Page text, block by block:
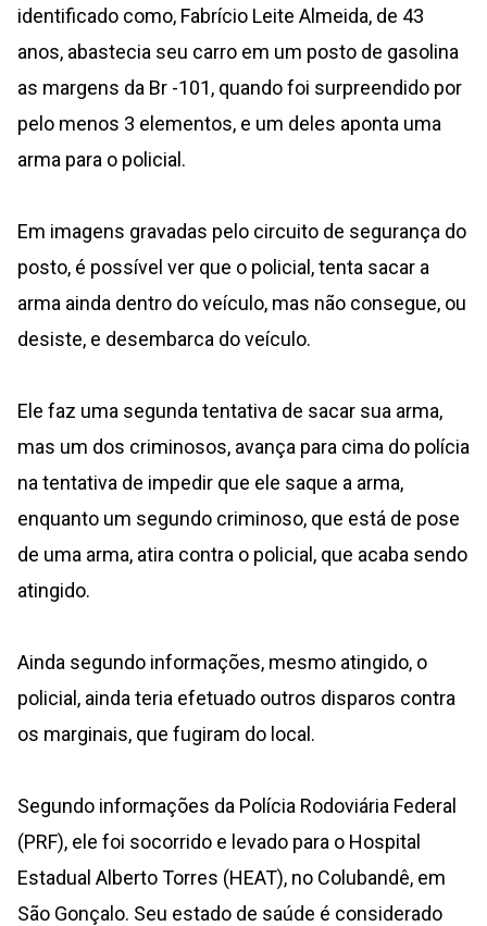
identificado como, Fabrício Leite Almeida, de 43
anos, abastecia seu carro em um posto de gasolina
as margens da Br -101, quando foi surpreendido por
pelo menos 3 elementos, e um deles aponta uma
arma para o policial.
Em imagens gravadas pelo circuito de segurança do
posto, é possível ver que o policial, tenta sacar a
arma ainda dentro do veículo, mas não consegue, ou
desiste, e desembarca do veículo.
Ele faz uma segunda tentativa de sacar sua arma,
mas um dos criminosos, avança para cima do polícia
na tentativa de impedir que ele saque a arma,
enquanto um segundo criminoso, que está de pose
de uma arma, atira contra o policial, que acaba sendo
atingido.
Ainda segundo informações, mesmo atingido, o
policial, ainda teria efetuado outros disparos contra
os marginais, que fugiram do local.
Segundo informações da Polícia Rodoviária Federal
(PRF), ele foi socorrido e levado para o Hospital
Estadual Alberto Torres (HEAT), no Colubandê, em
São Gonçalo. Seu estado de saúde é considerado